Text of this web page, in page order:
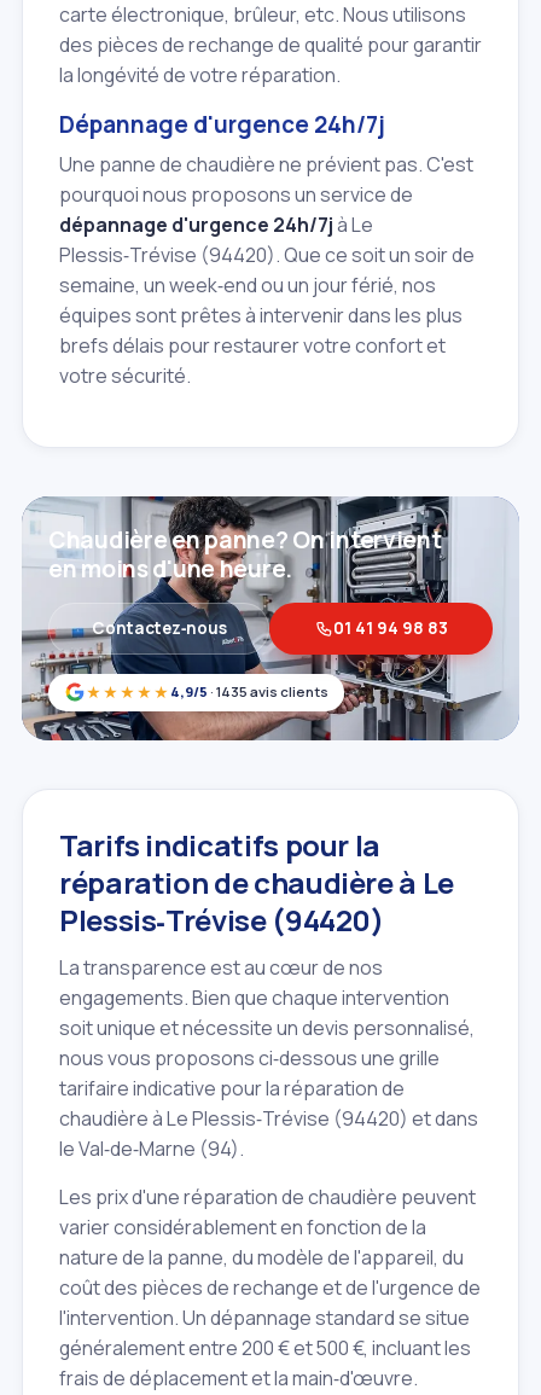
carte électronique, brûleur, etc. Nous utilisons
des pièces de rechange de qualité pour garantir
la longévité de votre réparation.
Dépannage d'urgence 24h/7j
Une panne de chaudière ne prévient pas. C'est
pourquoi nous proposons un service de
dépannage d'urgence 24h/7jà Le
Plessis‑Trévise (94420). Que ce soit un soir de
semaine, un week‑end ou un jour férié, nos
équipes sont prêtes à intervenir dans les plus
brefs délais pour restaurer votre confort et
votre sécurité.
★★★★★ 4,9/5 · 1435 avis clients
Chaudière en panne? On intervient
en moins d'une heure.
Contactez‑nous 01 41 94 98 83
Tarifs indicatifs pour la
réparation de chaudière à Le
Plessis‑Trévise (94420)
La transparence est au cœur de nos
engagements. Bien que chaque intervention
soit unique et nécessite un devis personnalisé,
nous vous proposons ci‑dessous une grille
tarifaire indicative pour la réparation de
chaudière à Le Plessis‑Trévise (94420) et dans
le Val‑de‑Marne (94).
Les prix d'une réparation de chaudière peuvent
varier considérablement en fonction de la
nature de la panne, du modèle de l'appareil, du
coût des pièces de rechange et de l'urgence de
l'intervention. Un dépannage standard se situe
généralement entre 200 € et 500 €, incluant les
frais de déplacement et la main‑d'œuvre.